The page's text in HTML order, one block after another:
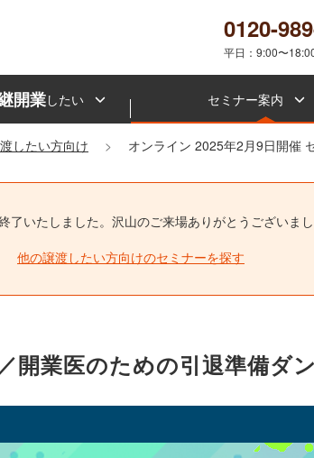
0120-
平日：9:00〜
開業したい セミナー案内
したい方向け オンライン 2025年2月9日開催
了いたしました。 沢山のご来場ありがとうございまし
他の譲渡したい方向けのセミナーを探す
開業医のための引退準備ダ